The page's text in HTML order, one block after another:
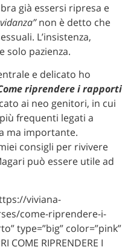
già essersi ripresa e
non è detto che
L’insistenza,
solo pazienza.
e delicato ho
riprendere i rapporti
ai neo genitori, in cui
frequenti legati a
ma importante.
consigli per rivivere
può essere utile ad
viviana-
come-riprendere-i-
type=”big” color=”pink”
COME RIPRENDERE I